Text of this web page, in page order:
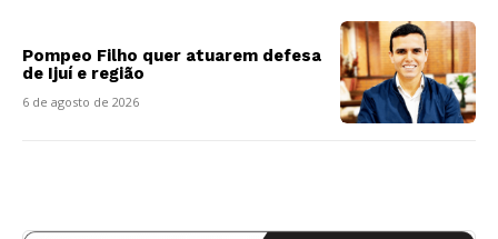
Pompeo Filho quer atuarem defesa
de Ijuí e região
6 de agosto de 2026